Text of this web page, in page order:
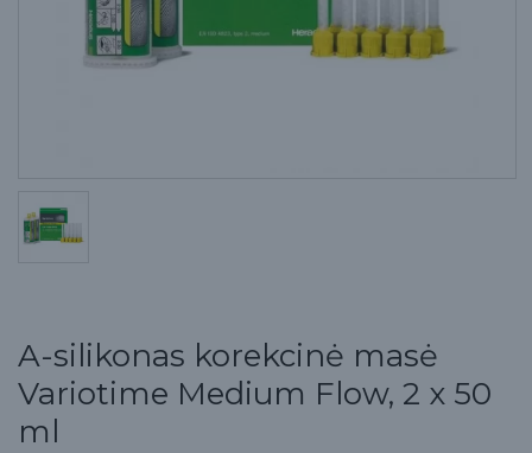
A-silikonas korekcinė masė
Variotime Medium Flow, 2 x 50
ml